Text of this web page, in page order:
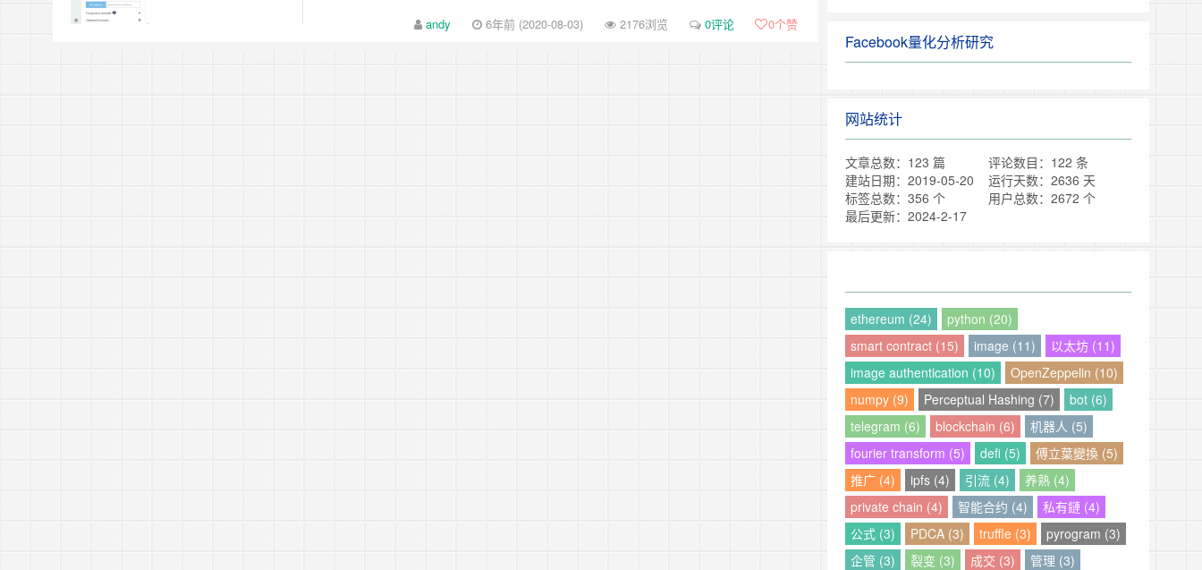
andy 6年前 (2020-08-03) 2176浏览 0评论 0个赞
Facebook量化分析研究
网站统计
文章总数：123 篇
评论数目：122 条
建站日期：2019-05-20
运行天数：2636 天
标签总数：356 个
用户总数：2672 个
最后更新：2024-2-17
ethereum (24)
python (20)
smart contract (15)
image (11)
以太坊 (11)
image authentication (10)
OpenZeppelin (10)
numpy (9)
Perceptual Hashing (7)
bot (6)
telegram (6)
blockchain (6)
机器人 (5)
fourier transform (5)
defi (5)
傅立葉變換 (5)
推广 (4)
ipfs (4) 引流 (4)
养熟 (4)
private chain (4)
智能合约 (4)
私有鏈 (4)
公式 (3)
PDCA (3) truffle (3)
pyrogram (3)
企管 (3)
裂变 (3) 成交 (3)
管理 (3)